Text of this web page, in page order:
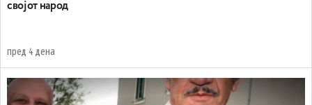
својот народ
пред 4 дена